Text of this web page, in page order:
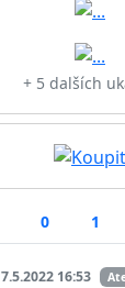
+ 5 dalších
0 1
7.5.2022 16:53